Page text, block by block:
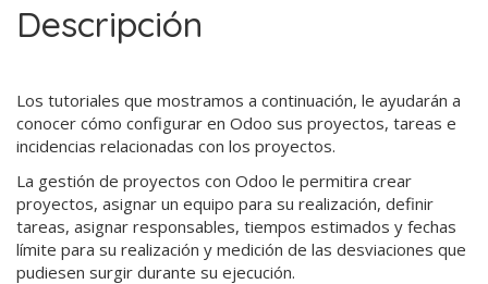
Descripción
Los tutoriales que mostramos a continuación, le ayudarán a
conocer cómo configurar en Odoo sus proyectos, tareas e
incidencias relacionadas con los proyectos.
La gestión de proyectos con Odoo le permitira crear
proyectos, asignar un equipo para su realización, definir
tareas, asignar responsables, tiempos estimados y fechas
límite para su realización y medición de las desviaciones que
pudiesen surgir durante su ejecución.